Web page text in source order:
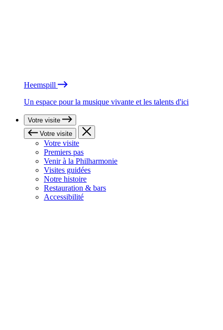
Heemspill
Un espace pour la musique vivante et les talents d'ici
Votre visite
Votre visite
Votre visite
Premiers pas
Venir à la Philharmonie
Visites guidées
Notre histoire
Restauration & bars
Accessibilité